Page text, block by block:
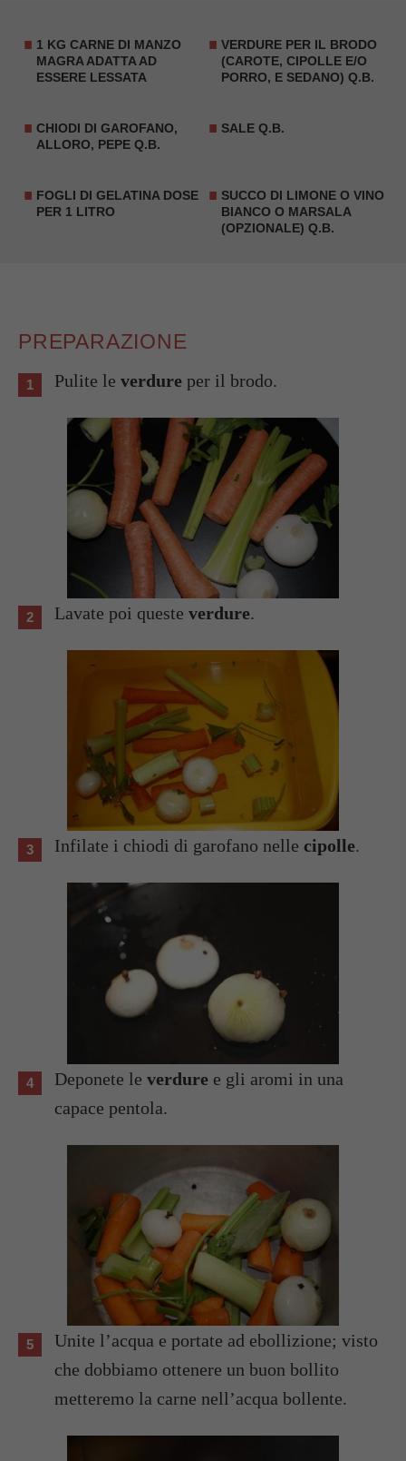
1 KG CARNE DI MANZO
MAGRA ADATTA AD
ESSERE LESSATA
VERDURE PER IL BRODO
(CAROTE, CIPOLLE E/O
PORRO, E SEDANO) Q.B.
CHIODI DI GAROFANO,
ALLORO, PEPE Q.B.
SALE Q.B.
FOGLI DI GELATINA DOSE
PER 1 LITRO
SUCCO DI LIMONE O VINO
BIANCO O MARSALA
(OPZIONALE) Q.B.
PREPARAZIONE
Pulite le verdure per il brodo.
Lavate poi queste verdure.
Infilate i chiodi di garofano nelle cipolle.
Deponete le verdure e gli aromi in una
capace pentola.
Unite l’acqua e portate ad ebollizione; visto
che dobbiamo ottenere un buon bollito
metteremo la carne nell’acqua bollente.